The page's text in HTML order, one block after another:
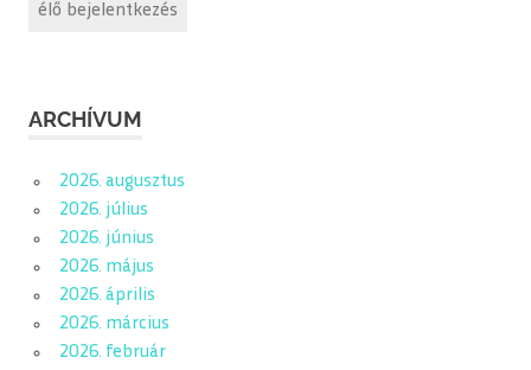
élő bejelentkezés
ARCHÍVUM
2026. augusztus
2026. július
2026. június
2026. május
2026. április
2026. március
2026. február